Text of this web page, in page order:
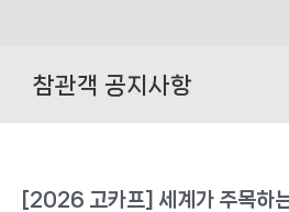
content참관객 공지사항
[2026 고카프] 세계가 주목하